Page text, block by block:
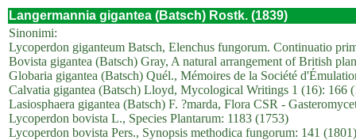
Langermannia gigantea (Batsch) Rostk. (1839)
Sinonimi:
Lycoperdon giganteum Batsch, Elenchus fungorum. Continuatio
Bovista gigantea (Batsch) Gray, A natural arrangement of British
Globaria gigantea (Batsch) Quél., Mémoires de la Société
Calvatia gigantea (Batsch) Lloyd, Mycological Writings 1 (16): 166
Lasiosphaera gigantea (Batsch) F. ?marda, Flora CSR -
Lycoperdon bovista L., Species Plantarum: 1183 (1753)
Lycoperdon bovista Pers., Synopsis methodica fungorum: 141 (1801)